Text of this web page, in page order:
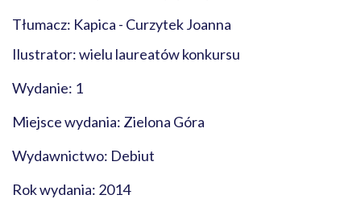
Tłumacz: Kapica - Curzytek Joanna
Ilustrator: wielu laureatów konkursu
Wydanie: 1
Miejsce wydania: Zielona Góra
Wydawnictwo: Debiut
Rok wydania: 2014